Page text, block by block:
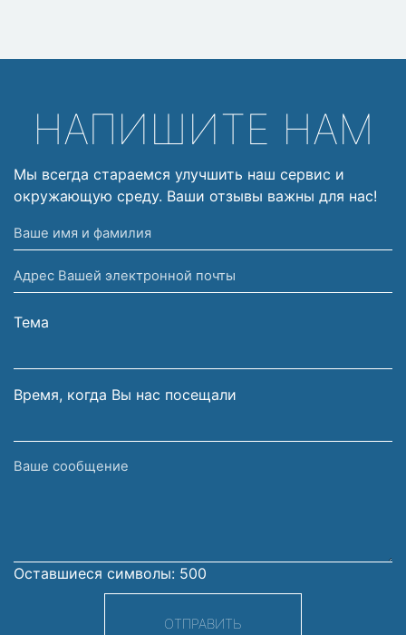
НАПИШИТЕ НАМ
Мы всегда стараемся улучшить наш сервис и
окружающую среду. Ваши отзывы важны для нас!
Ваше
имя
и
фамилия
Адрес
Вашей
электронной
Тема
Время, когда Вы нас посещали
Ваше
Оставшиеся символы: 500
ОТПРАВИТЬ